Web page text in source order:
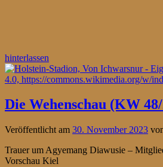
hinterlassen
Die Wehenschau (KW
Veröffentlicht am 30. November 2023
Trauer um Agyemang Diawusie –
Vorschau Kiel